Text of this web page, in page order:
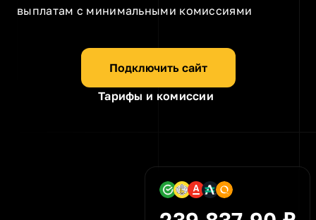
выплатам с минимальными комиссиями
Подключить сайт
Тарифы и комиссии